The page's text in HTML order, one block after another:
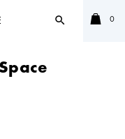
search 0